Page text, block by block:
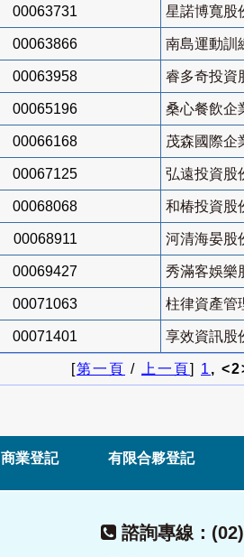
00063731 星諾博寬股
00063866 南島運動訓
00063958 睿多奇投資
00065196 桑心餐飲企
00066168 茂森國際企
00067125 弘遠投資股
00068068 和椿投資股
00068911 河清海晏股
00069427 秀滿客娛樂
00071063 柱律資產管
00071401 享效資訊股
[第一頁 / 上一頁] 1,
商業登記 有限合夥登記
諮詢專線：